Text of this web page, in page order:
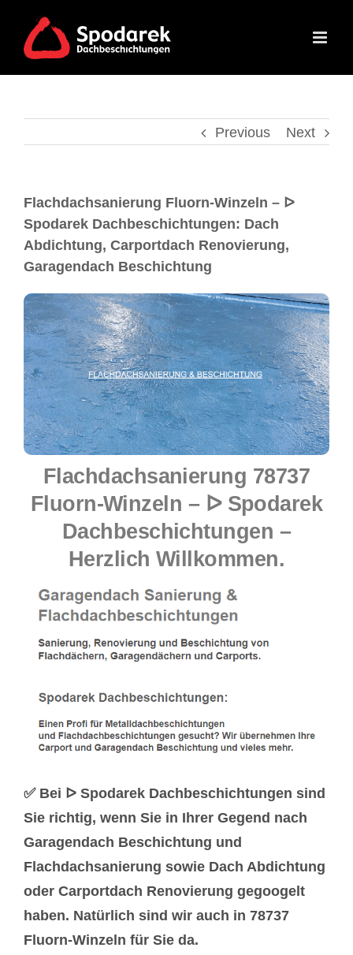
Previous Next
Flachdachsanierung Fluorn-Winzeln – ᐅ
Spodarek Dachbeschichtungen: Dach
Abdichtung, Carportdach Renovierung,
Garagendach Beschichtung
Flachdachsanierung 78737
Fluorn-Winzeln – ᐅ Spodarek
Dachbeschichtungen –
Herzlich Willkommen.
✅ Bei ᐅ Spodarek Dachbeschichtungen sind
Sie richtig, wenn Sie in Ihrer Gegend nach
Garagendach Beschichtung und
Flachdachsanierung sowie Dach Abdichtung
oder Carportdach Renovierung gegoogelt
haben. Natürlich sind wir auch in 78737
Fluorn-Winzeln für Sie da.